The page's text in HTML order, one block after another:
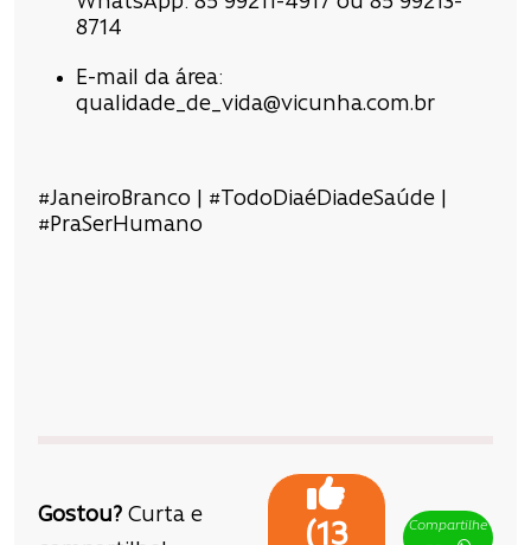
8714
E-mail da área:
qualidade_de_vida@vicunha.com.br
#JaneiroBranco | #TodoDiaéDiadeSaúde |
#PraSerHumano
Gostou? Curta e
(13
Compartilhe